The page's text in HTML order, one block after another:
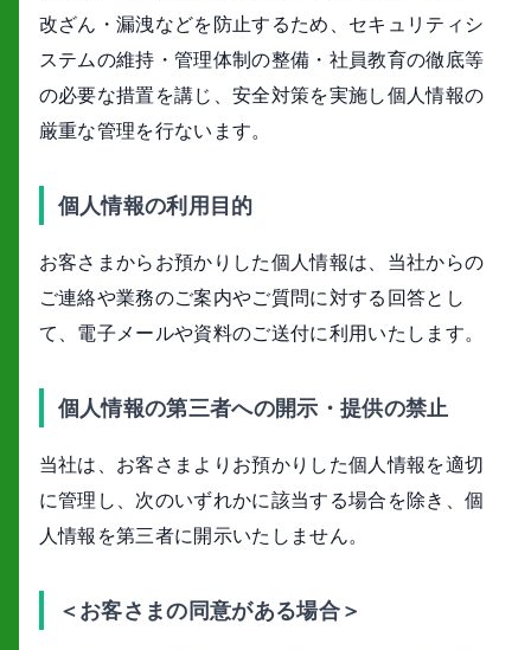
改ざん・漏洩などを防止するため、セキュリティシ
ステムの維持・管理体制の整備・社員教育の徹底等
の必要な措置を講じ、安全対策を実施し個人情報の
厳重な管理を行ないます。
個人情報の利用目的
お客さまからお預かりした個人情報は、当社からの
ご連絡や業務のご案内やご質問に対する回答とし
て、電子メールや資料のご送付に利用いたします。
個人情報の第三者への開示・提供の禁止
当社は、お客さまよりお預かりした個人情報を適切
に管理し、次のいずれかに該当する場合を除き、個
人情報を第三者に開示いたしません。
＜お客さまの同意がある場合＞